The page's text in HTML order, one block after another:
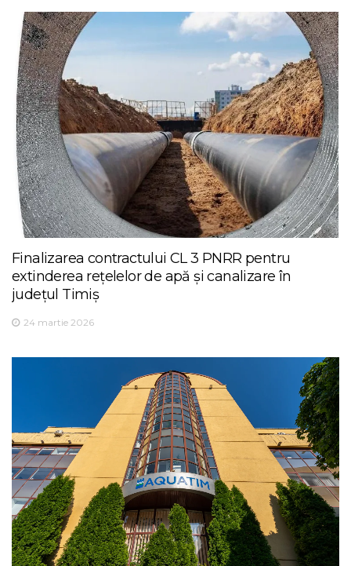
Finalizarea contractului CL 3 PNRR pentru
extinderea rețelelor de apă și canalizare în
județul Timiș
24 martie 2026